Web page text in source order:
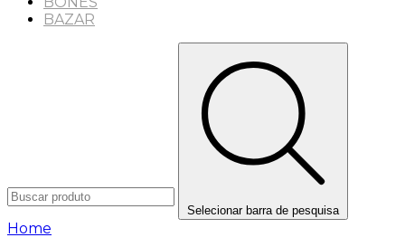
BAZAR
Selecionar barra de pesquisa
Home